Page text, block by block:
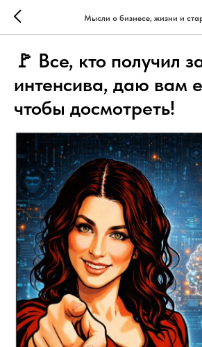
Мысли о бизнесе, жизни и
🚩 Все, кто получил
интенсива, даю вам
чтобы досмотреть!